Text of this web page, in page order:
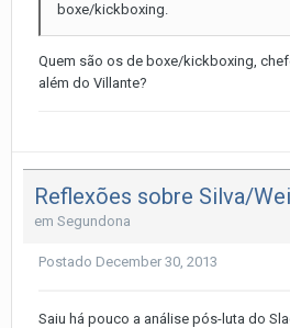
boxe/kickboxing.
Quem são os de boxe/kickboxing,
além do Villante?
Reflexões sobre Silva/
em Segundona
Postado December 30, 2013
Saiu há pouco a análise pós-luta do